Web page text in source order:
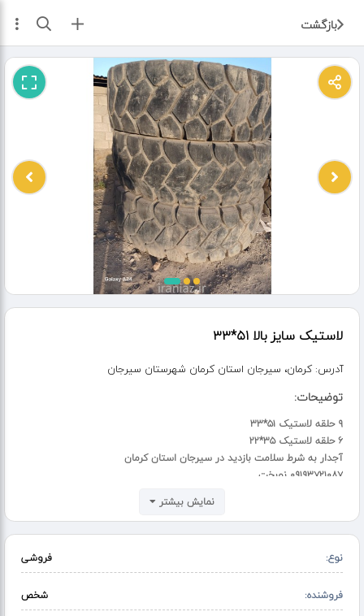
بازگشت ثبت آگهی
لاستیک سایز بالا ۵۱*۳۳
آدرس: کرمان، سیرجان استان کرمان شهرستان سیرجان
توضیحات:
۹ حلقه لاستیک ۵۱*۳۳
۶ حلقه لاستیک ۳۵*۲۲
آجدار به شرط سلامت بازدید در سیرجان استان کرمان
۰۹۱۹۳۷۲۱۰۸۷ نوبخت
نمایش بیشتر
نوع: فروشی
فروشنده: شخص